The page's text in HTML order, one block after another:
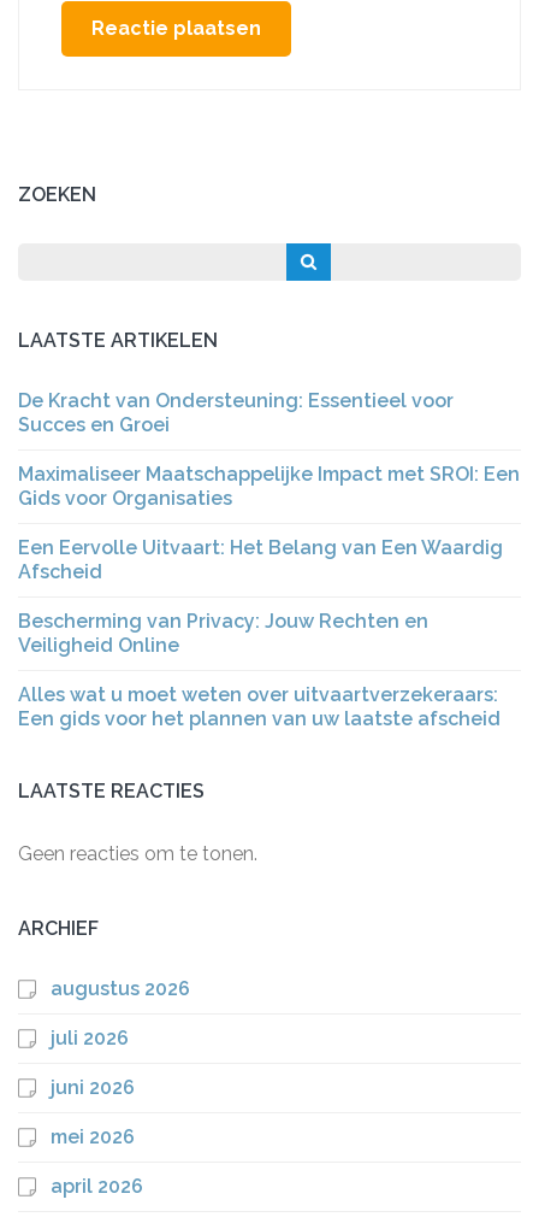
ZOEKEN
LAATSTE ARTIKELEN
De Kracht van Ondersteuning: Essentieel voor
Succes en Groei
Maximaliseer Maatschappelijke Impact met SROI: Een
Gids voor Organisaties
Een Eervolle Uitvaart: Het Belang van Een Waardig
Afscheid
Bescherming van Privacy: Jouw Rechten en
Veiligheid Online
Alles wat u moet weten over uitvaartverzekeraars:
Een gids voor het plannen van uw laatste afscheid
LAATSTE REACTIES
Geen reacties om te tonen.
ARCHIEF
augustus 2026
juli 2026
juni 2026
mei 2026
april 2026